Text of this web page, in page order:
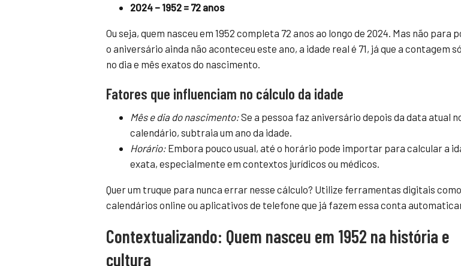
2024 – 1952 = 72 anos
Ou seja, quem nasceu em 1952 completa 72 anos ao longo de 2024. Mas não para
o aniversário ainda não aconteceu este ano, a idade real é 71, já que a contagem
no dia e mês exatos do nascimento.
Fatores que influenciam no cálculo da idade
Mês e dia do nascimento:Se a pessoa faz aniversário depois da data atual
calendário, subtraia um ano da idade.
Horário: Embora pouco usual, até o horário pode importar para calcular a
exata, especialmente em contextos jurídicos ou médicos.
Quer um truque para nunca errar nesse cálculo? Utilize ferramentas digitais como
calendários online ou aplicativos de telefone que já fazem essa conta
Contextualizando: Quem nasceu em 1952 na história e
cultura